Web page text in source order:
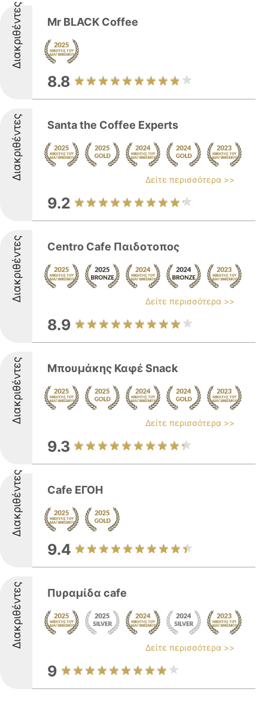
Διακριθέντες Mr BLACK Coffee
8.8
Διακριθέντες Santa the Coffee Experts
Δείτε περισσότερα >>
9.2
Διακριθέντες Centro Cafe Παιδοτοπος
Δείτε περισσότερα >>
8.9
Διακριθέντες Μπουμάκης Καφέ Snack
Δείτε περισσότερα >>
9.3
Διακριθέντες Cafe ΕΓΟΗ
9.4
Διακριθέντες Πυραμίδα cafe
Δείτε περισσότερα >>
9